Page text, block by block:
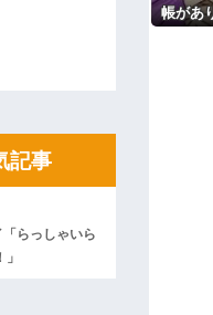
いでよ！」キチママ『そこ
...
がこちらｗｗｗｗｗ(※画像あ
路左車線を制限速度で走った
ってくる
帳があ
記事
らっしゃいら